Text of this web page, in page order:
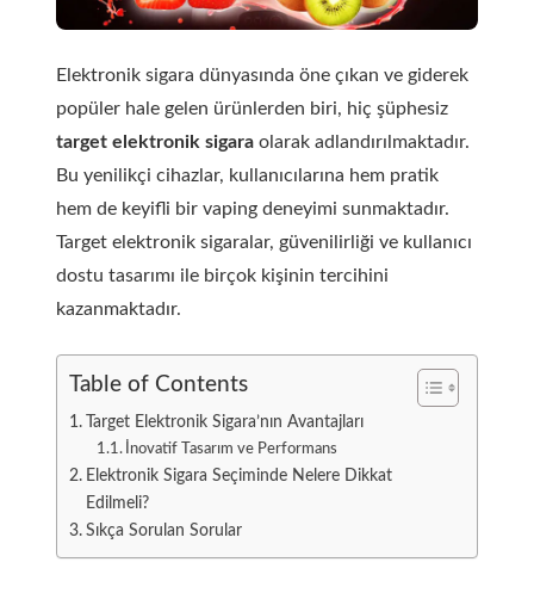
Elektronik sigara dünyasında öne çıkan ve giderek
popüler hale gelen ürünlerden biri, hiç şüphesiz
target elektronik sigara olarak adlandırılmaktadır.
Bu yenilikçi cihazlar, kullanıcılarına hem pratik
hem de keyifli bir vaping deneyimi sunmaktadır.
Target elektronik sigaralar, güvenilirliği ve kullanıcı
dostu tasarımı ile birçok kişinin tercihini
kazanmaktadır.
Table of Contents
Target Elektronik Sigara’nın Avantajları
İnovatif Tasarım ve Performans
Elektronik Sigara Seçiminde Nelere Dikkat
Edilmeli?
Sıkça Sorulan Sorular